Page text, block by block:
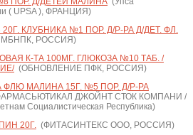
( UPSA ), ФРАНЦИЯ)
КЛУБНИКА №1 ПОР. Д/Р-РА Д/ДЕТ. ФЛ.
РОССИЯ)
К-ТА 100МГ. ГЛЮКОЗА №10 ТАБ. /
(ОБНОВЛЕНИЕ ПФК, РОССИЯ)
ФЛЮ МАЛИНА 15Г. №5 ПОР. Д/Р-РА
ДЖОЙНТ СТОК КОМПАНИ /
Социалистическая Республика)
20Г.(ФИТАСИНТЕКС ООО, РОССИЯ)